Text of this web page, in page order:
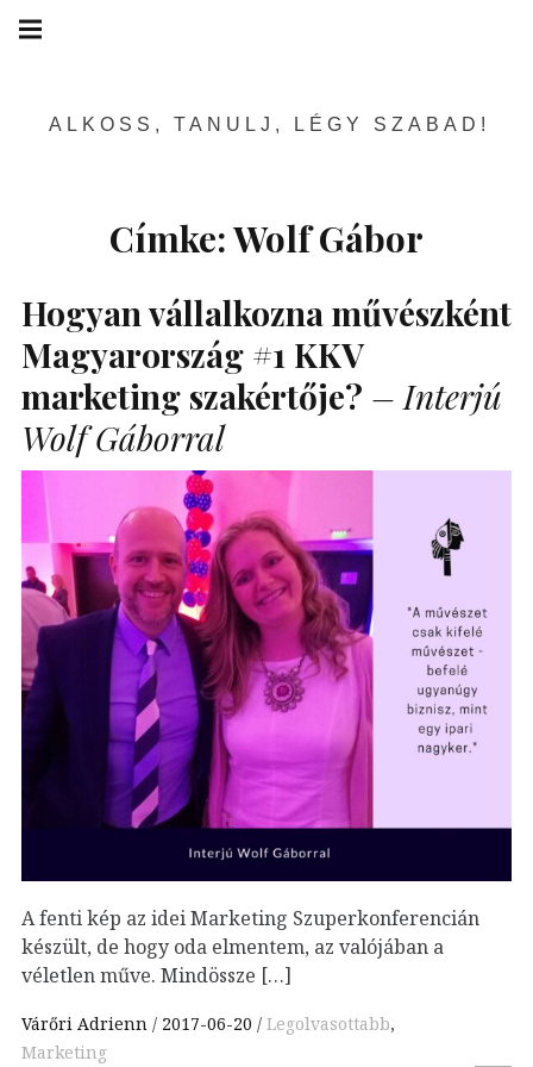
Skip
ALKOSS, TANULJ, LÉGY SZABAD!
navigation
Címke:Wolf Gábor
Hogyan vállalkozna művészként
Magyarország #1 KKV
marketing szakértője? – Interjú
Wolf Gáborral
A fenti kép az idei Marketing Szuperkonferencián
készült, de hogy oda elmentem, az valójában a
véletlen műve. Mindössze […]
Várőri Adrienn 2017-06-20 Legolvasottabb,
Marketing